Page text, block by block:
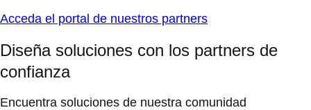
Acceda el portal de nuestros partners
Diseña soluciones con los partners de
confianza
Encuentra soluciones de nuestra comunidad